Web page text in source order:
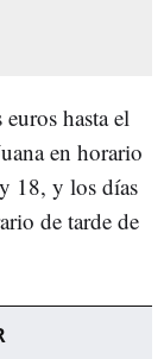
hasta el
en horario
18, y los días
de tarde de